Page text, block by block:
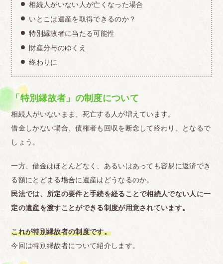
相続人がいない人が亡くなった場合
いとこは遺産を取得できるのか？
特別縁故者に当たる可能性
財産分与のゆくえ
終わりに
「特別縁故者」の制度について
相続人がいないまま、死亡する人が増えています。
借金しかない場合、債権者も回収を断念して終わり、となるで
しょう。
一方、借金はほとんどなく、あるいはあっても容易に返済でき
る額にとどまる場合に遺産はどうなるのか。
民法では、所定の要件と手続を経ることで相続人でない人に一
定の遺産を渡すことができる制度が用意されています。
これが特別縁故者の制度です。
今回は特別縁故者について紹介します。